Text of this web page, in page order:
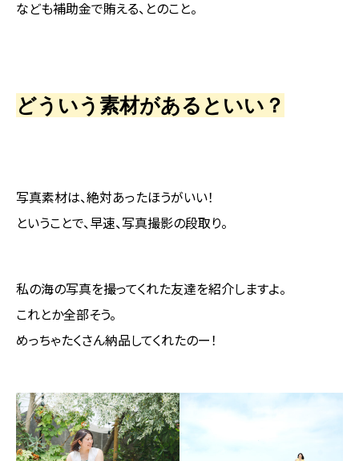
なども補助金で賄える、とのこと。
どういう素材があるといい？
写真素材は、絶対あったほうがいい！
ということで、早速、写真撮影の段取り。
私の海の写真を撮ってくれた友達を紹介しますよ。
これとか全部そう。
めっちゃたくさん納品してくれたのー！